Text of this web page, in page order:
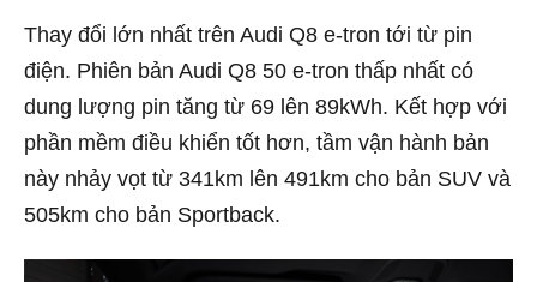
Thay đổi lớn nhất trên Audi Q8 e-tron tới từ pin
điện. Phiên bản Audi Q8 50 e-tron thấp nhất có
dung lượng pin tăng từ 69 lên 89kWh. Kết hợp với
phần mềm điều khiển tốt hơn, tầm vận hành bản
này nhảy vọt từ 341km lên 491km cho bản SUV và
505km cho bản Sportback.